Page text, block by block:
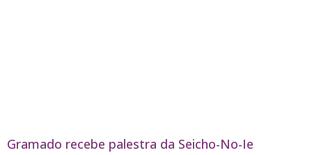
Gramado recebe palestra da Seicho-No-Ie